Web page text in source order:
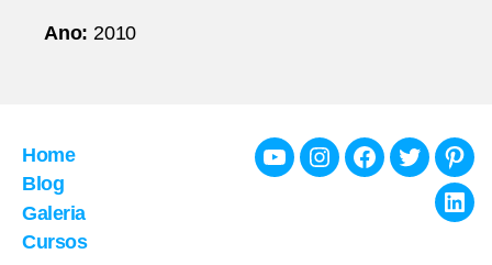
Ano: 2010
Home
Blog
Galeria
Cursos
YoutubeInstagramFacebook
Twitter